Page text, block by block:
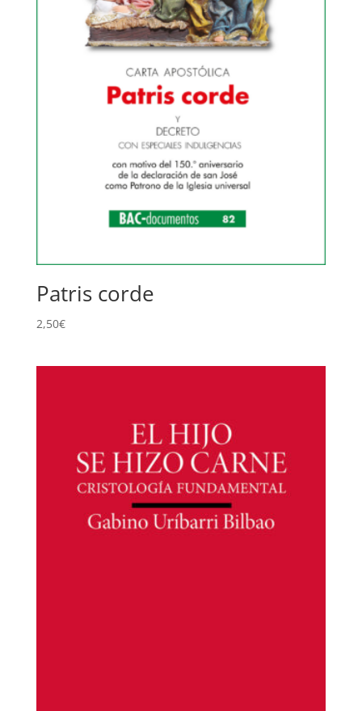
Patris corde
2,50€